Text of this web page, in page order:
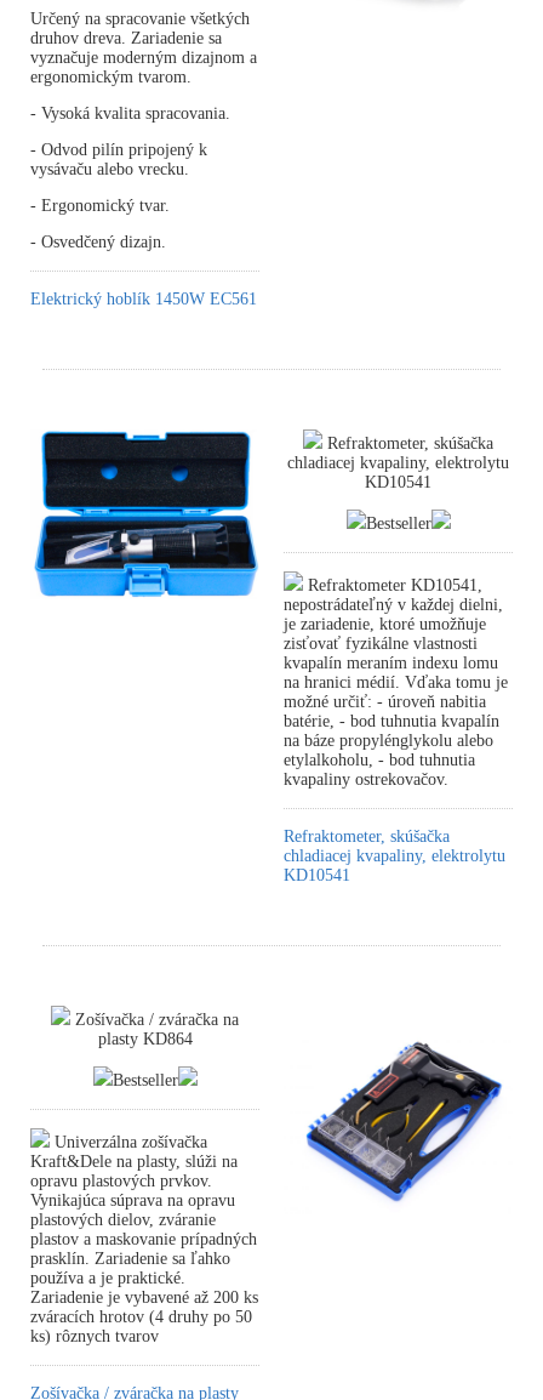
Určený na spracovanie všetkých
druhov dreva. Zariadenie sa
vyznačuje moderným dizajnom a
ergonomickým tvarom.
- Vysoká kvalita spracovania.
- Odvod pilín pripojený k
vysávaču alebo vrecku.
- Ergonomický tvar.
- Osvedčený dizajn.
Elektrický hoblík 1450W EC561
Refraktometer, skúšačka
chladiacej kvapaliny, elektrolytu
KD10541
Bestseller
Refraktometer KD10541,
nepostrádateľný v každej dielni,
je zariadenie, ktoré umožňuje
zisťovať fyzikálne vlastnosti
kvapalín meraním indexu lomu
na hranici médií. Vďaka tomu je
možné určiť: - úroveň nabitia
batérie, - bod tuhnutia kvapalín
na báze propylénglykolu alebo
etylalkoholu, - bod tuhnutia
kvapaliny ostrekovačov.
Refraktometer, skúšačka
chladiacej kvapaliny, elektrolytu
KD10541
Zošívačka / zváračka na
plasty KD864
Bestseller
Univerzálna zošívačka
Kraft&Dele na plasty, slúži na
opravu plastových prvkov.
Vynikajúca súprava na opravu
plastových dielov, zváranie
plastov a maskovanie prípadných
prasklín. Zariadenie sa ľahko
používa a je praktické.
Zariadenie je vybavené až 200 ks
zváracích hrotov (4 druhy po 50
ks) rôznych tvarov
Zošívačka / zváračka na plasty